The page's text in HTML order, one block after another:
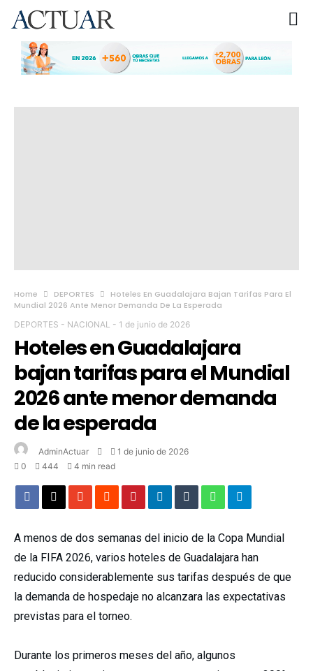
Home DEPORTES
Hoteles En Guadalajara Bajan Tarifas Para El
Mundial 2026 Ante Menor Demanda De La Esperada
DEPORTES - NACIONAL - 1 de junio de 2026
Hoteles en Guadalajara
bajan tarifas para el Mundial
2026 ante menor demanda
de la esperada
AdminActuar
1 de junio de 2026
0
444 4 min read
A menos de dos semanas del inicio de la Copa Mundial
de la FIFA 2026, varios hoteles de Guadalajara han
reducido considerablemente sus tarifas después de que
la demanda de hospedaje no alcanzara las expectativas
previstas para el torneo.
Durante los primeros meses del año, algunos